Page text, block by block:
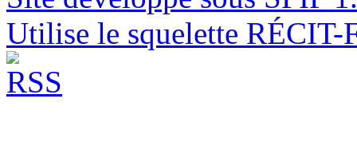
Utilise le squelette RÉCIT-